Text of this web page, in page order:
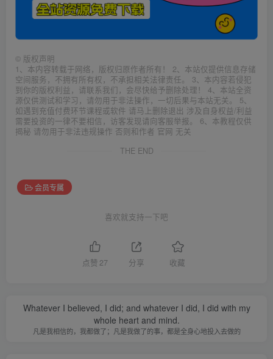
© 版权声明
1、本内容转载于网络，版权归原作者所有！ 2、本站仅提供信息存储
空间服务，不拥有所有权，不承担相关法律责任。 3、本内容若侵犯
到你的版权利益，请联系我们，会尽快给予删除处理！ 4、本站全资
源仅供测试和学习，请勿用于非法操作，一切后果与本站无关。 5、
如遇到充值付费环节课程或软件 请马上删除退出 涉及自身权益/利益
需要投资的一律不要相信，访客发现请向客服举报。 6、本教程仅供
揭秘 请勿用于非法违规操作 否则和作者 官网 无关
THE END
会员专属
喜欢就支持一下吧
点赞 27 分享 收藏
Whatever I believed, I did; and whatever I did, I did with my
whole heart and mind.
凡是我相信的，我都做了；凡是我做了的事，都是全身心地投入去做的